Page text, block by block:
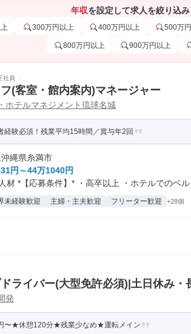
年収を設定して求人を絞り込み
300万円以上 400万円以上 500万
800万円以上 900万円以上
社員
(客室・館内案内)マネージャー
ホテルマネジメント琉球名城
経験必須！残業平均15時間／賞与年2回
縄県糸満市
円～44万1040円
材 *【応募条件】* ・高卒以上 ・ホテルでのベル
未経験歓迎 主婦・主夫歓迎 フリーター歓迎 +28個
ライバー(大型免許必須)|土日休み・
発
〜★休憩120分★残業少なめ★運転メイン